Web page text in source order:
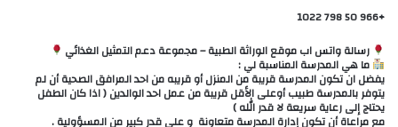
+966 50 798 1022
رسالة واتس اب موقع الوراثة الطبية – مجموعة دعم التمثيل الغذائي
ما هي المدرسة المناسبة لي :
يفضل ان تكون المدرسة قريبة من المنزل أو قريبه من احد المرافق الصحية أن لم
يتوفر بالمدرسة طبيب أوعلى الأقل قريبة من عمل احد الوالدين ( اذا كان الطفل
يحتاج إلى رعاية سريعة لا قدر الله )
مع مراعاة أن تكون إدارة المدرسة متعاونة و على قدر كبير من المسؤولية .